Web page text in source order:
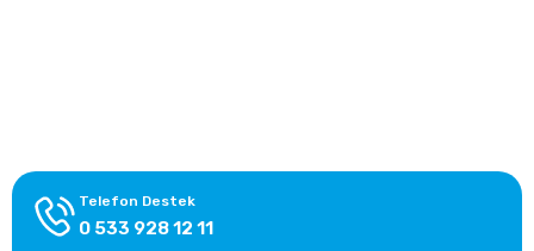
Telefon Destek
0 533 928 12 11